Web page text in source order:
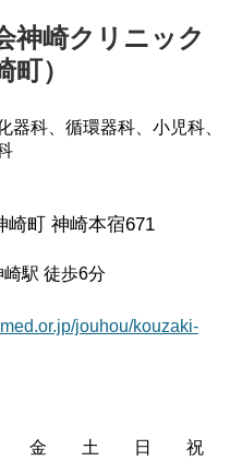
神崎クリニック
町）
器科、循環器科、小児科、
崎町 神崎本宿671
駅 徒歩6分
jouhou/kouzaki-
金 土 日
祝